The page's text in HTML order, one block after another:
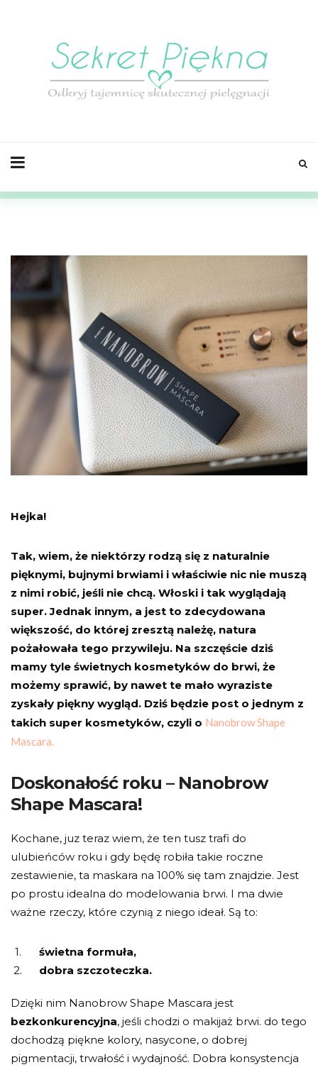
Hejka!
Tak, wiem, że niektórzy rodzą się z naturalnie
pięknymi, bujnymi brwiami i właściwie nic nie muszą
z nimi robić, jeśli nie chcą. Włoski i tak wyglądają
super. Jednak innym, a jest to zdecydowana
większość, do której zresztą należę, natura
pożałowała tego przywileju. Na szczęście dziś
mamy tyle świetnych kosmetyków do brwi, że
możemy sprawić, by nawet te mało wyraziste
zyskały piękny wygląd. Dziś będzie post o jednym z
takich super kosmetyków, czyli o Nanobrow Shape
Mascara.
Doskonałość roku – Nanobrow
Shape Mascara!
Kochane, juz teraz wiem, że ten tusz trafi do
ulubieńców roku i gdy będę robiła takie roczne
zestawienie, ta maskara na 100% się tam znajdzie. Jest
po prostu idealna do modelowania brwi. I ma dwie
ważne rzeczy, które czynią z niego ideał. Są to:
świetna formuła,
dobra szczoteczka.
Dzięki nim Nanobrow Shape Mascara jest
bezkonkurencyjna, jeśli chodzi o makijaż brwi. do tego
dochodzą piękne kolory, nasycone, o dobrej
pigmentacji, trwałość i wydajność. Dobra konsystencja